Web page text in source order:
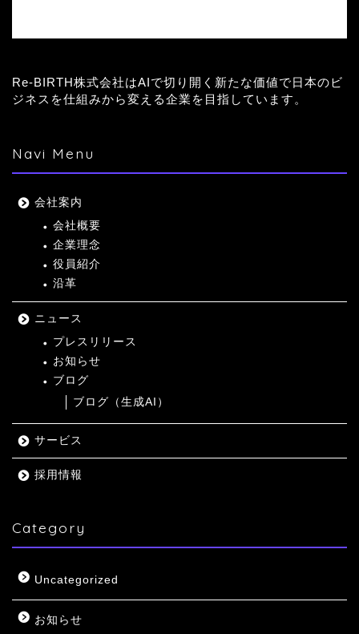
Re-BIRTH株式会社はAIで切り開く新たな価値で日本のビ
ジネスを仕組みから変える企業を目指しています。
Navi Menu
会社案内
会社概要
企業理念
役員紹介
沿革
ニュース
プレスリリース
お知らせ
ブログ
ブログ（生成AI）
サービス
採用情報
Category
Uncategorized
お知らせ